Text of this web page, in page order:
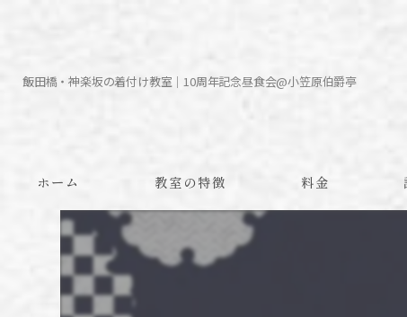
飯田橋・神楽坂の着付け教室｜10周年記念昼食会@小笠原伯爵亭
ホーム 教室の特徴
予約方法
料金